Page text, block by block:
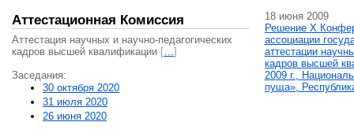
Аттестационная Комиссия
Аттестация научных и научно-педагогических
кадров высшей квалификации […]
Заседания:
30 октября 2020
31 июля 2020
26 июня 2020
18 июня 2009
Решение X
ассоциации
аттестации
кадров высшей
2009 г.,
пуща»,